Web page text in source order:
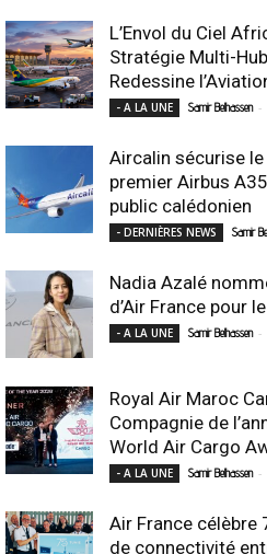
L’Envol du Ciel
Stratégie Multi-
Redessine
- A LA UNE Samir Belhassen -
Aircalin sécurise
premier Airbus
public calédonien
- DERNIÈRES NEWS Samir
Nadia Azalé
d’Air France pour
- A LA UNE Samir Belhassen -
Royal Air Maroc
Compagnie de
World Air Cargo
- A LA UNE Samir Belhassen -
Air France célèbre
de connectivité